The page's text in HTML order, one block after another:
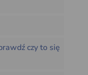
czy to się